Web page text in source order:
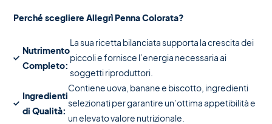
Perché scegliere Allegrì Penna Colorata?
Nutrimento
Completo:
La sua ricetta bilanciata supporta la crescita dei
piccoli e fornisce l’energia necessaria ai
soggetti riproduttori.
Ingredienti
di Qualità:
Contiene uova, banane e biscotto, ingredienti
selezionati per garantire un’ottima appetibilità e
un elevato valore nutrizionale.